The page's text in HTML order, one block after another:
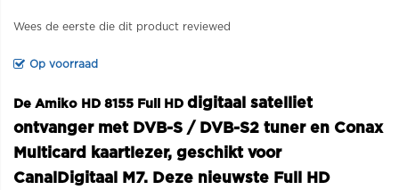
Wees de eerste die dit product reviewed
Op voorraad
De Amiko HD 8155 Full HD digitaal satelliet
ontvanger met DVB-S / DVB-S2 tuner en Conax
Multicard kaartlezer, geschikt voor
CanalDigitaal M7. Deze nieuwste Full HD